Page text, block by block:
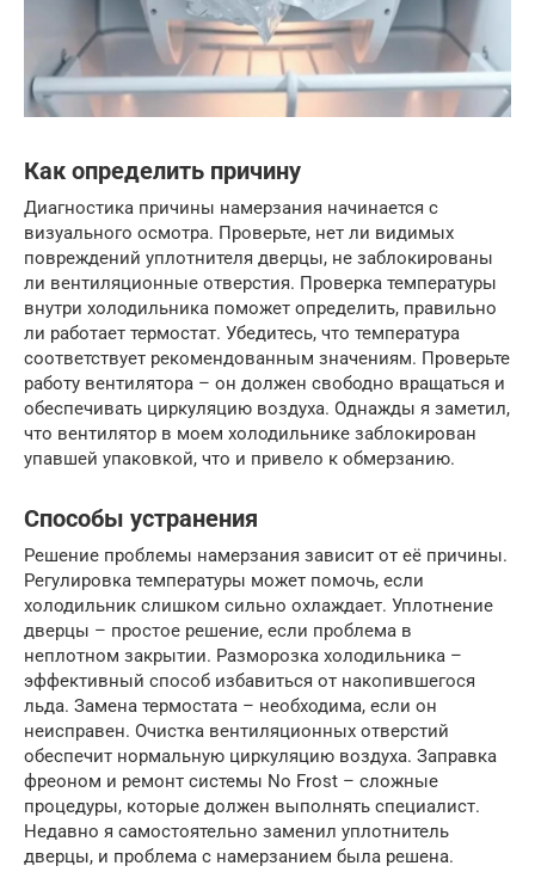
Как определить причину
Диагностика причины намерзания начинается с
визуального осмотра. Проверьте, нет ли видимых
повреждений уплотнителя дверцы, не заблокированы
ли вентиляционные отверстия. Проверка температуры
внутри холодильника поможет определить, правильно
ли работает термостат. Убедитесь, что температура
соответствует рекомендованным значениям. Проверьте
работу вентилятора – он должен свободно вращаться и
обеспечивать циркуляцию воздуха. Однажды я заметил,
что вентилятор в моем холодильнике заблокирован
упавшей упаковкой, что и привело к обмерзанию.
Способы устранения
Решение проблемы намерзания зависит от её причины.
Регулировка температуры может помочь, если
холодильник слишком сильно охлаждает. Уплотнение
дверцы – простое решение, если проблема в
неплотном закрытии. Разморозка холодильника –
эффективный способ избавиться от накопившегося
льда. Замена термостата – необходима, если он
неисправен. Очистка вентиляционных отверстий
обеспечит нормальную циркуляцию воздуха. Заправка
фреоном и ремонт системы No Frost – сложные
процедуры, которые должен выполнять специалист.
Недавно я самостоятельно заменил уплотнитель
дверцы, и проблема с намерзанием была решена.